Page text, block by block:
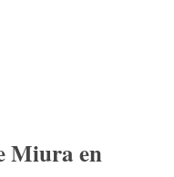
Miura en